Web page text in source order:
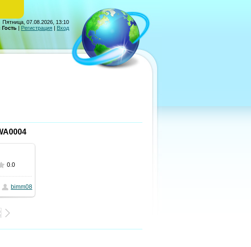
Пятница, 07.08.2026, 13:10
Гость | Регистрация | Вход
0.0
bimm08